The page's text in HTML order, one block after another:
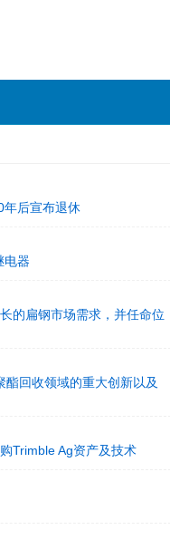
年后宣布退休
电器
的扁钢市场需求，并任命位
回收领域的重大创新以及
Trimble Ag资产及技术